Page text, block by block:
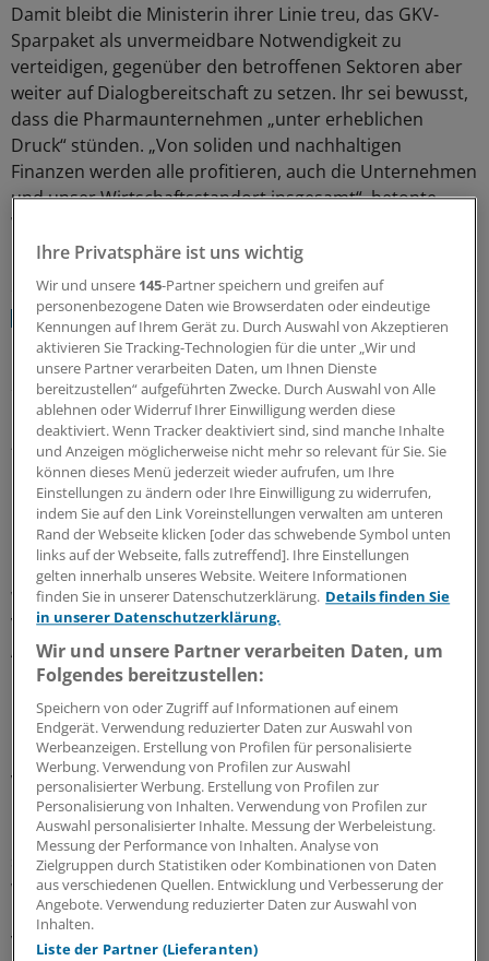
Damit bleibt die Ministerin ihrer Linie treu, das GKV-
Sparpaket als unvermeidbare Notwendigkeit zu
verteidigen, gegenüber den betroffenen Sektoren aber
weiter auf Dialogbereitschaft zu setzen. Ihr sei bewusst,
dass die Pharmaunternehmen „unter erheblichen
Druck“ stünden. „Von soliden und nachhaltigen
Finanzen werden alle profitieren, auch die Unternehmen
und unser Wirtschaftsstandort insgesamt“, betonte
Warken.
LESEN SIE AUCH
EXKLUSIV Bundesgesundheitsministerin im Interview
Nina Warken über Reformdruck: „So wie bisher
kann es doch nicht weitergehen“
Die Gesundheitswirtschaft bezeichnete Warken als
„Innovations- und Wachstumsmotor“ und „zentralen
Pfeiler unserer Wirtschaft“. Auch wenn der
internationale Wettbewerb härter werde, sei sie
überzeugt, dass der europäische Markt für die
Pharmaindustrie attraktiv bleibe.
Warken bekräftigte auf der Branchenveranstaltung des
Verbandes forschender Pharma-Unternehmen (vfa) den
Anspruch im Koalitionsvertrag, die Pharmaindustrie als
Leitindustrie zu stärken. „Unser Anspruch ist klar:
Innovation soll sich lohnen.“
Innovationen müssten aber auch zügiger in der
Versorgung ankommen. Der Gesundheitsbereich spiele
bei der Anwendung generativer KI dabei die wichtigste
Rolle. Mit dem Forschungsdatenzentrum Gesundheit
solle die notwendige Infrastruktur für Daten entwickelt
werden.
vfa kritisiert „Zwangsrabatt“
Ihre Privatsphäre ist uns wichtig
Wir und unsere 145-Partner speichern und greifen auf
personenbezogene Daten wie Browserdaten oder eindeutige
Kennungen auf Ihrem Gerät zu. Durch Auswahl von Akzeptieren
aktivieren Sie Tracking-Technologien für die unter „Wir und
unsere Partner verarbeiten Daten, um Ihnen Dienste
bereitzustellen“ aufgeführten Zwecke. Durch Auswahl von Alle
ablehnen oder Widerruf Ihrer Einwilligung werden diese
deaktiviert. Wenn Tracker deaktiviert sind, sind manche Inhalte
und Anzeigen möglicherweise nicht mehr so relevant für Sie. Sie
können dieses Menü jederzeit wieder aufrufen, um Ihre
Einstellungen zu ändern oder Ihre Einwilligung zu widerrufen,
indem Sie auf den Link Voreinstellungen verwalten am unteren
Rand der Webseite klicken [oder das schwebende Symbol unten
links auf der Webseite, falls zutreffend]. Ihre Einstellungen
gelten innerhalb unseres Website. Weitere Informationen
finden Sie in unserer Datenschutzerklärung. Details finden Sie
in unserer Datenschutzerklärung.
Wir und unsere Partner verarbeiten Daten, um
Folgendes bereitzustellen:
Speichern von oder Zugriff auf Informationen auf einem
Endgerät. Verwendung reduzierter Daten zur Auswahl von
Werbeanzeigen. Erstellung von Profilen für personalisierte
Werbung. Verwendung von Profilen zur Auswahl
personalisierter Werbung. Erstellung von Profilen zur
Personalisierung von Inhalten. Verwendung von Profilen zur
Auswahl personalisierter Inhalte. Messung der Werbeleistung.
Messung der Performance von Inhalten. Analyse von
Zielgruppen durch Statistiken oder Kombinationen von Daten
aus verschiedenen Quellen. Entwicklung und Verbesserung der
Angebote. Verwendung reduzierter Daten zur Auswahl von
Inhalten.
Liste der Partner (Lieferanten)